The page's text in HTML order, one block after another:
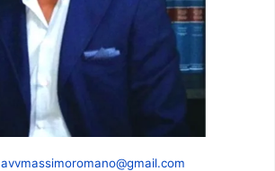
avvmassimoromano@gmail.com